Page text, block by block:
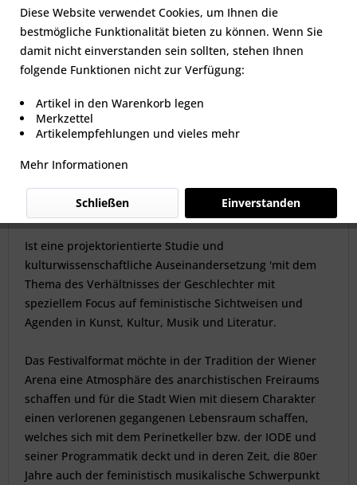
VAGINALE 2018 - FESTIVALKONZEPT
Ist eine projektorientierte Studie und
kulturwissenschaftliche Auseinandersetzung 'mit dem
Thema des Verhältnisses der Geschlechter mit
speziellem Focus auf feministische Sichtweisen und
Agenden in Kunst, Kultur, Musik und Literatur.
Das Festivalformat möchte in der Tradition der Wiener
Arena eine Atmosphäre des anarchistischen Freiraums
schaffen und für die Stadt Wien mit diesem Charakter
einen verlorenen gegangenen Lebensraum schaffen,
welches sich mit dem Perinetkeller bzw. der IODE und
seiner Programmatik deckt und in deren Zeit, die 80er
Jahre auch der feministisch musikalische Schwerpunkt
Diese Website verwendet Cookies, um Ihnen die
bestmögliche Funktionalität bieten zu können. Wenn Sie
damit nicht einverstanden sein sollten, stehen Ihnen
folgende Funktionen nicht zur Verfügung:
Artikel in den Warenkorb legen
Merkzettel
Artikelempfehlungen und vieles mehr
Mehr Informationen
Einverstanden
Schließen